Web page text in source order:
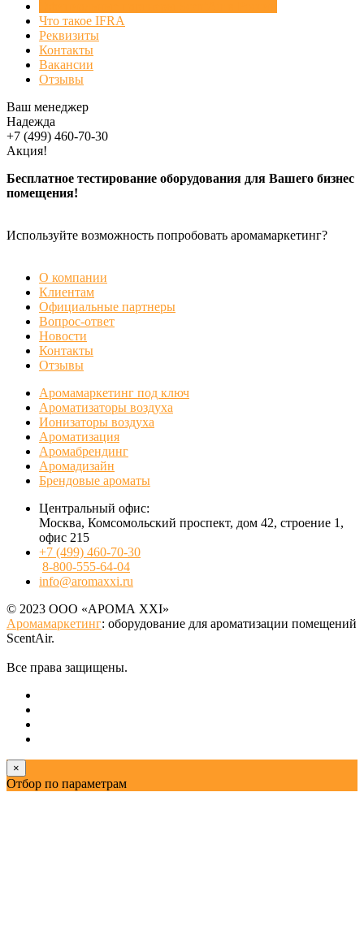
Что такое IFRA
Реквизиты
Контакты
Вакансии
Отзывы
Ваш менеджер
Надежда
+7 (499) 460-70-30
Акция!
Бесплатное тестирование оборудования для Вашего бизнес
помещения!
Используйте возможность попробовать аромамаркетинг?
О компании
Клиентам
Официальные партнеры
Вопрос-ответ
Новости
Контакты
Отзывы
Аромамаркетинг под ключ
Ароматизаторы воздуха
Ионизаторы воздуха
Ароматизация
Аромабрендинг
Аромадизайн
Брендовые ароматы
Центральный офис:
Москва, Комсомольский проспект, дом 42, строение 1,
офис 215
+7 (499) 460-70-30
8-800-555-64-04
info@aromaxxi.ru
© 2023 ООО «АРОМА XXI»
Аромамаркетинг: оборудование для ароматизации помещений
ScentAir.
Все права защищены.
×
Отбор по параметрам